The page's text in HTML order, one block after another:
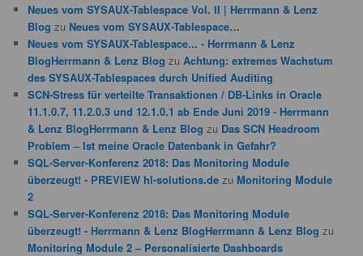
Neues vom SYSAUX-Tablespace Vol. II | Herrmann & Lenz
Blog zu Neues vom SYSAUX-Tablespace…
Neues vom SYSAUX-Tablespace... - Herrmann & Lenz
BlogHerrmann & Lenz Blog zu Achtung: extremes Wachstum
des SYSAUX-Tablespaces durch Unified Auditing
SCN-Stress für verteilte Transaktionen / DB-Links in Oracle
11.1.0.7, 11.2.0.3 und 12.1.0.1 ab Ende Juni 2019 - Herrmann
& Lenz BlogHerrmann & Lenz Blog zu Das SCN Headroom
Problem – Ist meine Oracle Datenbank in Gefahr?
SQL-Server-Konferenz 2018: Das Monitoring Module
überzeugt! - PREVIEW hl-solutions.de zu Monitoring Module
2
SQL-Server-Konferenz 2018: Das Monitoring Module
überzeugt! - Herrmann & Lenz BlogHerrmann & Lenz Blog zu
Monitoring Module 2 – Personalisierte Dashboards